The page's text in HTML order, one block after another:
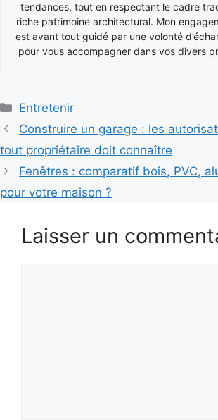
tendances, tout en respectant le cadre
riche patrimoine architectural. Mon
est avant tout guidé par une volonté
pour vous accompagner dans vos divers
Catégories
Entretenir
Construire un garage : les
tout propriétaire doit connaître
Fenêtres : comparatif bois, PVC,
pour votre maison ?
Laisser un